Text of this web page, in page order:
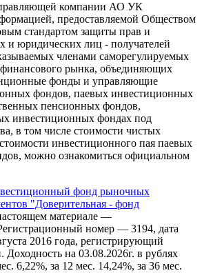
компании АО УК
предоставляемой Обществом
стандартом защиты прав и
и юридических лиц - получателей
членами саморегулируемых
рынка, объединяющих
фонды и управляющие
фондов, паевых инвестиционных
пенсионных фондов,
инвестиционных фондах под
в том числе стоимости чистых
инвестиционного пая паевых
можно ознакомиться официальном
фонд рыночных
"Доверительная - фонд
материале —
номер — 3194, дата
2016 года, регистрирующий
на 03.08.2026г. в рублях
6,22%, за 12 мес. 14,24%, за 36 мес.